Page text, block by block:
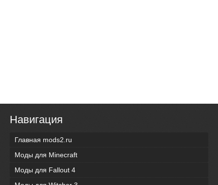
Навигация
Главная mods2.ru
Моды для Minecraft
Моды для Fallout 4